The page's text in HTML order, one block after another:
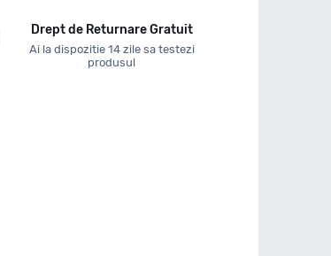
Drept de Returnare Gratuit
Ai la dispozitie 14 zile sa testezi
produsul